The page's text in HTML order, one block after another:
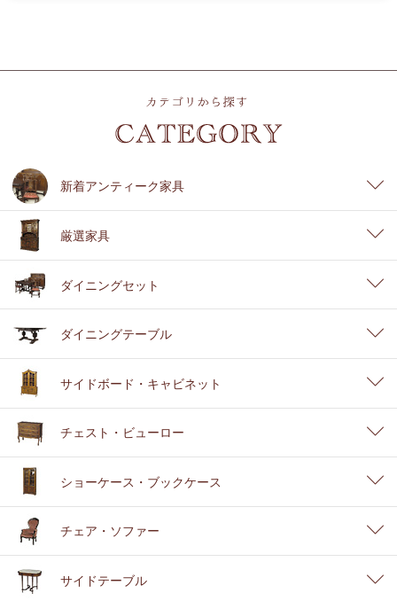
新着アンティーク家具
厳選家具
ダイニングセット
ダイニングテーブル
サイドボード・キャビネット
チェスト・ビューロー
ショーケース・ブックケース
チェア・ソファー
サイドテーブル